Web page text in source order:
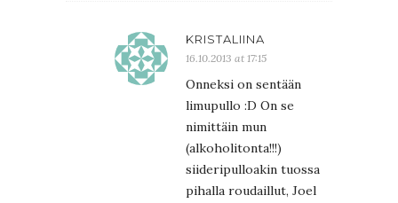
KRISTALIINA
16.10.2013 at 17:15
Onneksi on sentään
limupullo :D On se
nimittäin mun
(alkoholitonta!!!)
siideripulloakin tuossa
pihalla roudaillut, Joel